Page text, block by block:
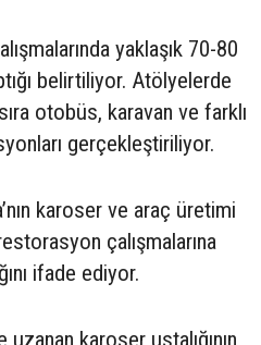
yaklaşık 70-80
belirtiliyor. Atölyelerde
otobüs, karavan ve farklı
gerçekleştiriliyor.
karoser ve araç üretimi
çalışmalarına
ifade ediyor.